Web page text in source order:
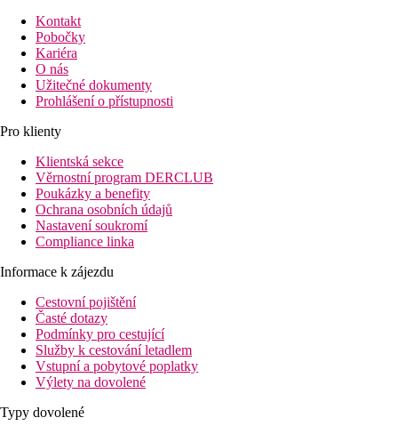
Kontakt
Pobočky
Kariéra
O nás
Užitečné dokumenty
Prohlášení o přístupnosti
Pro klienty
Klientská sekce
Věrnostní program DERCLUB
Poukázky a benefity
Ochrana osobních údajů
Nastavení soukromí
Compliance linka
Informace k zájezdu
Cestovní pojištění
Časté dotazy
Podmínky pro cestující
Služby k cestování letadlem
Vstupní a pobytové poplatky
Výlety na dovolené
Typy dovolené